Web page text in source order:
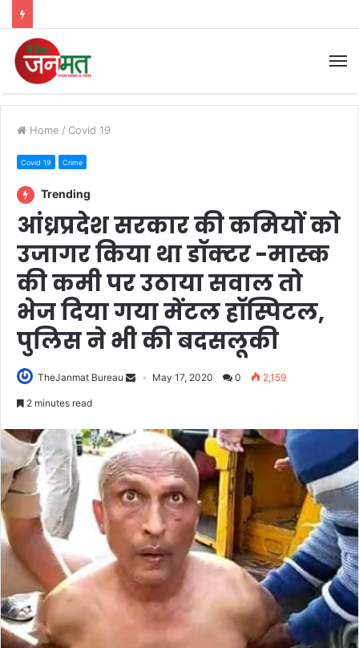
Home / Covid 19
Covid 19 Crime
Trending
आंध्रप्रदेश सरकार की कमियों को
उजागर किया था डॉक्टर -मास्क
की कमी पर उठाया सवाल तो
भेज दिया गया मेंटल हॉस्पिटल,
पुलिस ने भी की बदसलूकी
TheJanmat Bureau May 17, 2020 0 2,159
2 minutes read